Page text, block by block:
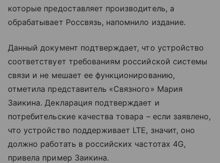
которые предоставляет производитель, а
обрабатывает Россвязь, напомнило издание.
Данный документ подтверждает, что устройство
соответствует требованиям российской системы
связи и не мешает ее функционированию,
отметила представитель «Связного» Мария
Заикина. Декларация подтверждает и
потребительские качества товара – если заявлено,
что устройство поддерживает LTE, значит, оно
должно работать в российских частотах 4G,
привела пример Заикина.